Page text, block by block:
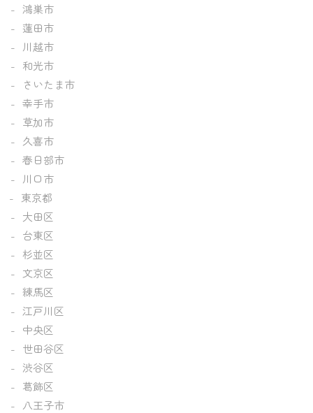
鴻巣市
蓮田市
川越市
和光市
さいたま市
幸手市
草加市
久喜市
春日部市
川口市
東京都
大田区
台東区
杉並区
文京区
練馬区
江戸川区
中央区
世田谷区
渋谷区
葛飾区
八王子市